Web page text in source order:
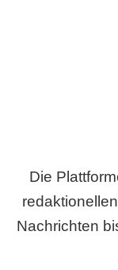
Die
Nachrichten